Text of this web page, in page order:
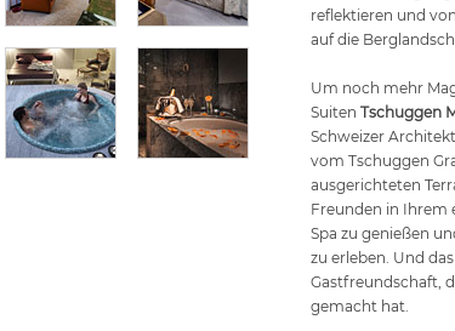
reflektieren und
auf die
Um noch mehr
Suiten Tschuggen
Schweizer
vom Tschuggen
ausgerichteten
Freunden in Ihrem
Spa zu genießen
zu erleben. Und
Gastfreundschaft,
gemacht hat.